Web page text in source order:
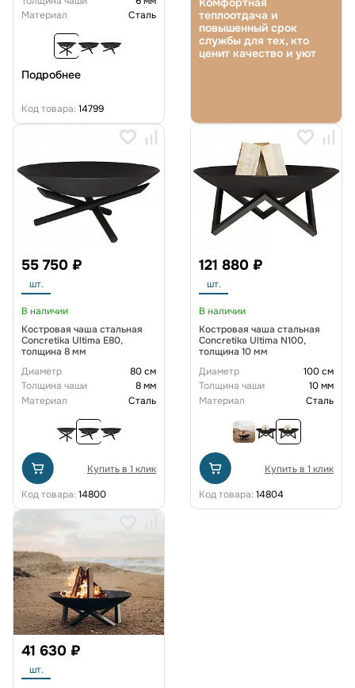
Материал
Сталь
Подробнее
Код товара: 14799
теплоотдача и
повышенный срок
службы для тех, кто
ценит качество и уют
55 750 ₽
шт.
В наличии
Костровая чаша стальная
Concretika Ultima E80,
толщина 8 мм
Диаметр
80 см
Толщина чаши
8 мм
Материал
Сталь
Купить в 1 клик
Код товара: 14800
121 880 ₽
шт.
В наличии
Костровая чаша стальная
Concretika Ultima N100,
толщина 10 мм
Диаметр
100 см
Толщина чаши
10 мм
Материал
Сталь
Купить в 1 клик
Код товара: 14804
41 630 ₽
шт.